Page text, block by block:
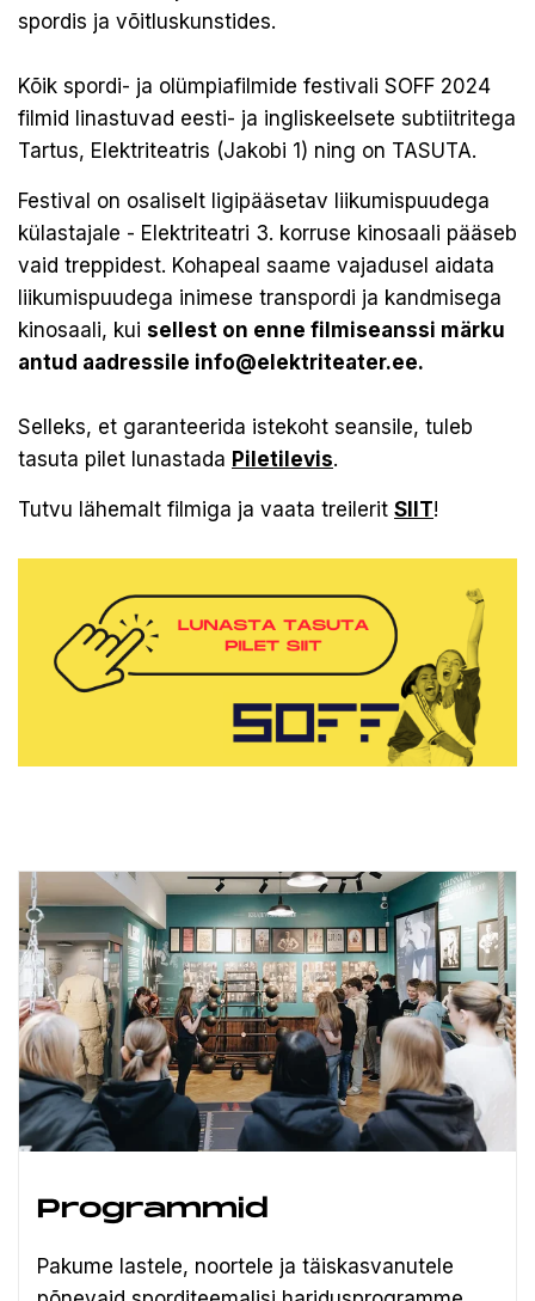
spordis ja võitluskunstides.
Kõik spordi- ja olümpiafilmide festivali SOFF 2024
filmid linastuvad eesti- ja ingliskeelsete subtiitritega
Tartus, Elektriteatris (Jakobi 1) ning on TASUTA.
Festival on osaliselt ligipääsetav liikumispuudega
külastajale - Elektriteatri 3. korruse kinosaali pääseb
vaid treppidest. Kohapeal saame vajadusel aidata
liikumispuudega inimese transpordi ja kandmisega
kinosaali, kui sellest on enne filmiseanssi märku
antud aadressile info@elektriteater.ee.
Selleks, et garanteerida istekoht seansile, tuleb
tasuta pilet lunastada Piletilevis.
Tutvu lähemalt filmiga ja vaata treilerit SIIT!
Programmid
Pakume lastele, noortele ja täiskasvanutele